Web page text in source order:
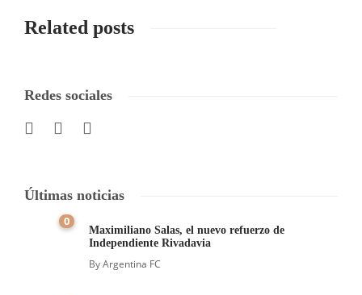
Related posts
Redes sociales
Últimas noticias
0
Maximiliano Salas, el nuevo refuerzo de
Independiente Rivadavia
ByArgentina FC